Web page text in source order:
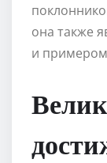
она также
и